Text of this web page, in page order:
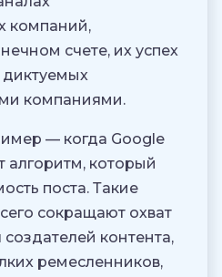
компаний,
счете, их успех
диктуемых
компаниями.
— когда Google
который
поста. Такие
сокращают охват
создателей контента,
ремесленников,